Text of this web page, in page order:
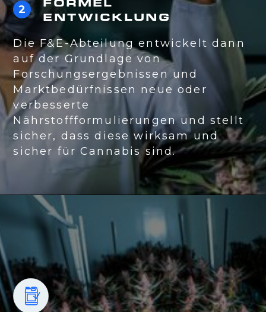
2
ENTWICKLUNG
Die F&E-Abteilung entwickelt dann
auf der Grundlage von
Forschungsergebnissen und
Marktbedürfnissen neue oder
verbesserte
Nährstoffformulierungen und stellt
sicher, dass diese wirksam und
sicher für Cannabis sind.